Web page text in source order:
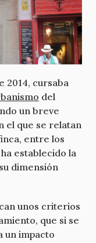
2014, cursaba
del
un breve
el que se relatan
entre los
establecido la
dimensión
unos criterios
que si se
un impacto